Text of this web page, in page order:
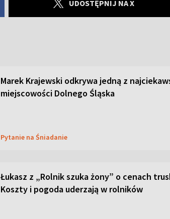
UDOSTĘPNIJ NA X
Marek Krajewski odkrywa jedną z
miejscowości Dolnego Śląska
Pytanie na Śniadanie
Łukasz z „Rolnik szuka żony” o cenach
Koszty i pogoda uderzają w rolników